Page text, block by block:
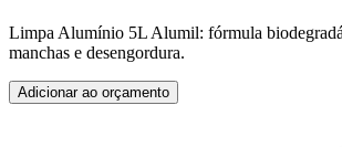
Limpa Alumínio 5L Alumil: fórmula
manchas e desengordura.
Adicionar ao orçamento